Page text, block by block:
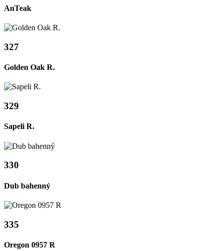
AnTeak
327
Golden Oak R.
329
Sapeli R.
330
Dub bahenný
335
Oregon 0957 R